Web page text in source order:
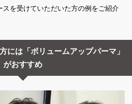
を受けていただいた方の例をご紹介
には「ボリュームアップパーマ」
がおすすめ